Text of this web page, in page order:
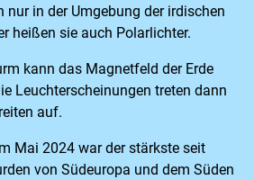
nur in der Umgebung der irdischen
heißen sie auch Polarlichter.
kann das Magnetfeld der Erde
Leuchterscheinungen treten dann
auf.
Mai 2024 war der stärkste seit
von Südeuropa und dem Süden